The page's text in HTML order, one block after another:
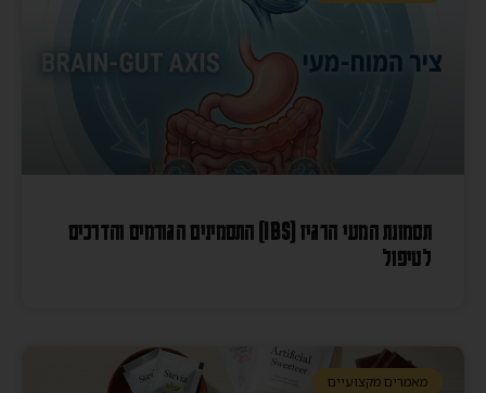
תסמונת המעי הרגיז (IBS) התסמינים הגורמים והדרכים
לטיפול
מאמרים מקצועיים